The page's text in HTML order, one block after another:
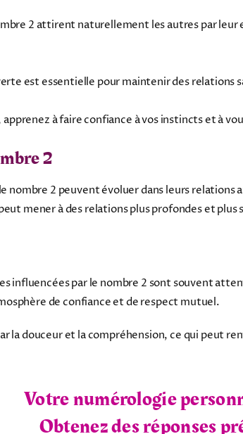
2 attirent naturellement les autres par
est essentielle pour maintenir des relations
à faire confiance à vos instincts et à
2
nombre 2 peuvent évoluer dans leurs
mener à des relations plus profondes et plus
influencées par le nombre 2 sont souvent
de confiance et de respect mutuel.
la douceur et la compréhension, ce qui peut
Votre numérologie
Obtenez des réponses